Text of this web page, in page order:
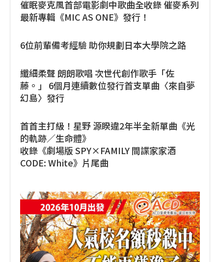
催眠麥克風首部電影劇中歌曲全收錄 催麥系列
最新專輯《MIC AS ONE》發行！
6位前輩備考經驗 助你規劃日本大學院之路
纖細柔聲 朗朗歌唱 次世代創作歌手「佐
藤。」 6個月連續數位發行首支單曲〈來自夢
幻島〉發行
首首主打級！星野 源睽違2年半全新單曲《光
的軌跡／生命體》
收錄《劇場版 SPY×FAMILY 間諜家家酒
CODE: White》片尾曲